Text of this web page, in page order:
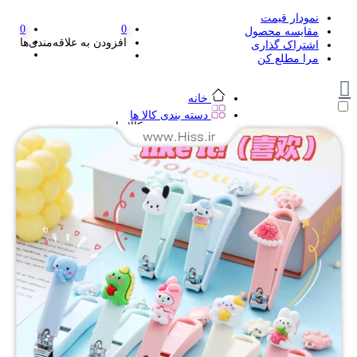
نمودار قیمت
مقایسه محصول
اشتراک گذاری
مرا مطلع کن
0
افزودن به علاقه‌مندی‌ها
0
خانه
دسته بندی کالا ها
دسته بندی کالا ها
لوازم تحریر و هنر
لوازم تحریر و هنر
مداد
پاک کن و غلط گیر
مداد تراش
اتود و نوک
روان نویس فانتزی
خودکار و خودکار فشاری
ماژیک ها
دفترچه یادداشت
استیکر
استیک نوت
خط کش و گونیا
کیف غذا
کوله پشتی
چسب
کاتر فانتزی
بوک مارک
ماشین حساب